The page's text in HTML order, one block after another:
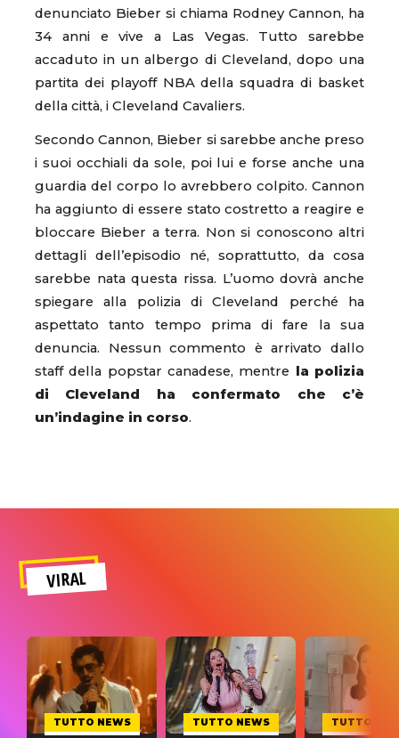
denunciato Bieber si chiama Rodney Cannon, ha
34 anni e vive a Las Vegas. Tutto sarebbe
accaduto in un albergo di Cleveland, dopo una
partita dei playoff NBA della squadra di basket
della città, i Cleveland Cavaliers.
Secondo Cannon, Bieber si sarebbe anche preso
i suoi occhiali da sole, poi lui e forse anche una
guardia del corpo lo avrebbero colpito. Cannon
ha aggiunto di essere stato costretto a reagire e
bloccare Bieber a terra. Non si conoscono altri
dettagli dell’episodio né, soprattutto, da cosa
sarebbe nata questa rissa. L’uomo dovrà anche
spiegare alla polizia di Cleveland perché ha
aspettato tanto tempo prima di fare la sua
denuncia. Nessun commento è arrivato dallo
staff della popstar canadese, mentre la polizia
di Cleveland ha confermato che c’è
un’indagine in corso.
VIRAL
TUTTO NEWS TUTTO NEWS TUTTO